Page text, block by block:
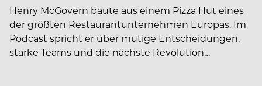
Henry McGovern baute aus einem Pizza Hut eines
der größten Restaurantunternehmen Europas. Im
Podcast spricht er über mutige Entscheidungen,
starke Teams und die nächste Revolution…